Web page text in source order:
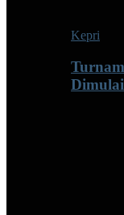
Kepri
Dimulai